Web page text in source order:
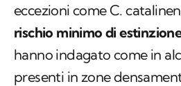
eccezioni comeC.
rischio minimo di
hanno indagato come in
presenti in zone